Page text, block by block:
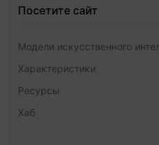
Посетите сайт
Модели искусственного
Характеристики
Ресурсы
Хаб